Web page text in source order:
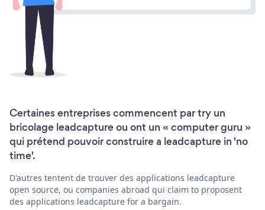
Certaines entreprises commencent par try un
bricolage leadcapture ou ont un « computer guru »
qui prétend pouvoir construire a leadcapture in 'no
time'.
D'autres tentent de trouver des applications leadcapture
open source, ou companies abroad qui claim to proposent
des applications leadcapture for a bargain.